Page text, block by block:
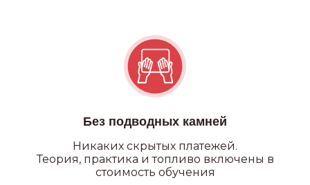
Без подводных камней
Никаких скрытых платежей.
Теория, практика и топливо включены в
стоимость обучения
Категория А